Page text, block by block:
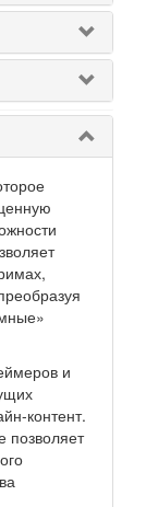
и
контент.
позволяет